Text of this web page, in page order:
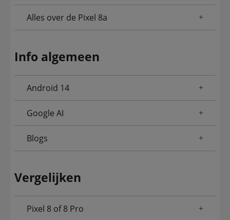
Alles over de Pixel 8a
Info algemeen
Android 14
Google AI
Blogs
Vergelijken
Pixel 8 of 8 Pro